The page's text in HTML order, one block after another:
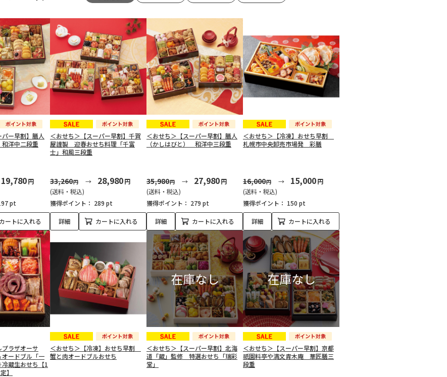
ー早割】膳人
洋中二段重
19,780円
pt
カートに入れる
＜おせち＞【スーパー早割】千賀
屋謹製 迎春おせち料理「千富
士」和風三段重
33,260円 28,980円
(送料・税込)
獲得ポイント： 289 pt
詳細 カートに入れる
＜おせち＞【スーパー早割】膳人
（かしはびと） 和洋中三段重
35,980円 27,980円
(送料・税込)
獲得ポイント： 279 pt
詳細 カートに入れる
＜おせち＞【冷凍】おせち早割
札幌市中央卸売市場発 彩膳
16,000円 15,000円
(送料・税込)
獲得ポイント： 150 pt
詳細 カートに入れる
ラザオーサ
ードブル「一
蔵生おせち【1
】
＜おせち＞【冷凍】おせち早割
蟹と肉オードブルおせち
＜おせち＞【スーパー早割】北海
道「蔵」監修 特選おせち「瑞彩
堂」
＜おせち＞【スーパー早割】京都
祇園料亭や満文青木庵 華匠膳三
段重